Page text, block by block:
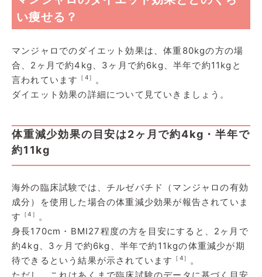
い痩せる？
マンジャロでのダイエット効果は、体重80kgの方の場
合、2ヶ月で約4kg、3ヶ月で約6kg、半年で約11kgと
言われています
［4］ 。
ダイエット効果の詳細について見ていきましょう。
体重減少効果の目安は2ヶ月で約4kg・半年で
約11kg
海外の臨床試験では、チルゼパチド（マンジャロの有効
成分）を使用した場合の体重減少効果が報告されていま
す
［4］ 。
身長170cm・BMI27程度の方を目安にすると、2ヶ月で
約4kg、3ヶ月で約6kg、半年で約11kgの体重減少が期
待できるという結果が示されています
［4］ 。